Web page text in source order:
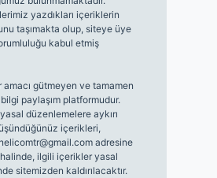
yazdıkları içeriklerin
taşımakta olup, siteye üye
kabul etmiş
amacı gütmeyen ve tamamen
paylaşım platformudur.
düzenlemelere aykırı
içerikleri,
adresine
ilgili içerikler yasal
sitemizden kaldırılacaktır.